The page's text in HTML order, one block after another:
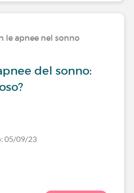
le apnee nel sonno
del sonno:
05/09/23